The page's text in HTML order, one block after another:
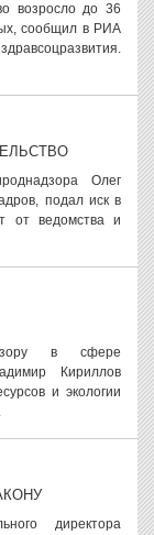
возросло до 36
сообщил в РИА
Олег
подал иск в
от ведомства и
в сфере
Кириллов
и экологии
директора